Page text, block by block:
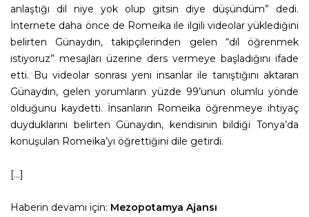
anlaştığı dil niye yok olup gitsin diye düşündüm” dedi.
İnternete daha önce de Romeika ile ilgili videolar yüklediğini
belirten Günaydın, takipçilerinden gelen “dil öğrenmek
istiyoruz” mesajları üzerine ders vermeye başladığını ifade
etti. Bu videolar sonrası yeni insanlar ile tanıştığını aktaran
Günaydın, gelen yorumların yüzde 99’unun olumlu yönde
olduğunu kaydetti. İnsanların Romeika öğrenmeye ihtiyaç
duyduklarını belirten Günaydın, kendisinin bildiği Tonya’da
konuşulan Romeika’yı öğrettiğini dile getirdi.
[...]
Haberin devamı için: Mezopotamya Ajansı